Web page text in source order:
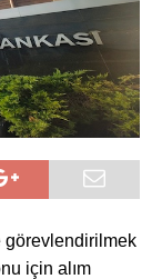
görevlendirilmek
için alım